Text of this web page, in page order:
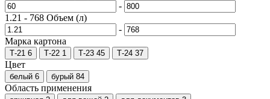
-
1.21 - 768 Объем (л)
-
Марка картона
Т-21 6 Т-22 1 Т-23 45 Т-24 37
Цвет
белый 6 бурый 84
Область применения